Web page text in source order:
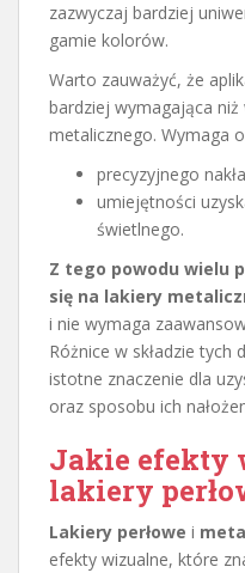
zazwyczaj bardziej
gamie kolorów.
Warto zauważyć, że
bardziej wymagająca niż
metalicznego. Wymaga
precyzyjnego
umiejętności
świetlnego.
Z tego powodu wielu
się na lakiery
i nie wymaga
Różnice w składzie
istotne znaczenie dla
oraz sposobu ich
Jakie efekty
lakiery
Lakiery perłowe i
efekty wizualne, które